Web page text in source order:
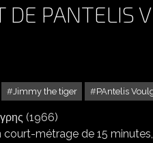
DE PANTELIS
Jimmy the tiger PAntelis
VOULGARIS * Ο
court-métrage de 15